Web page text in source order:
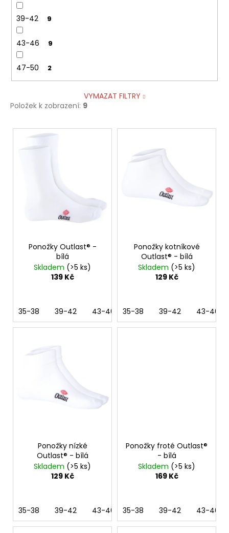
39-42 9
43-46 9
47-50 2
VYMAZAT FILTRY
Položek k zobrazení: 9
V
Ponožky Outlast® -
bílá
Skladem (>5 ks)
139 Kč
35-38 39-42 43-46
Ponožky kotníkové
Outlast® - bílá
Skladem (>5 ks)
129 Kč
35-38 39-42 43-46
Ponožky nízké
Outlast® - bílá
Skladem (>5 ks)
129 Kč
35-38 39-42 43-46 47-50
Ponožky froté Outlast®
- bílá
Skladem (>5 ks)
169 Kč
35-38 39-42 43-46
759
Kč